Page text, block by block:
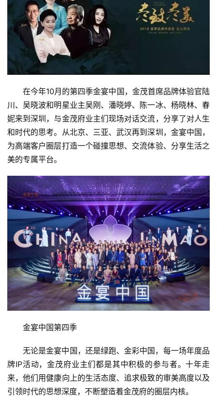
财
经
科
技
经
济
互
联
网
娱
乐
综
艺
母
婴
在今年10月的第四季金宴中国，金茂首席品牌体验官陆
川、吴晓波和明星业主吴刚、潘晓婷、陈一冰、杨晓林、春
妮来到深圳，与金茂府业主们现场对话交流，分享了对人生
和时代的思考。从北京、三亚、武汉再到深圳，金宴中国，
为高端客户圈层打造一个碰撞思想、交流体验、分享生活之
美的专属平台。
金宴中国第四季
无论是金宴中国，还是绿跑、金彩中国，每一场年度品
牌IP活动，金茂府业主们都是其中积极的参与者。十年走
来，他们用健康向上的生活态度、追求极致的审美高度以及
引领时代的思想深度，不断塑造着金茂府的圈层内核。